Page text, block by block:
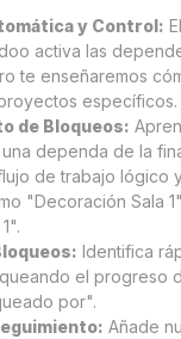
y Control:
activa las
te enseñaremos
específicos.
de Bloqueos:
dependa de la
de trabajo lógico
"Decoración Sala
Identifica
el progreso
por".
Añade